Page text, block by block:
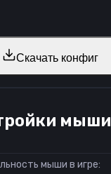
Скачать конфиг
мыши
мыши в игре: